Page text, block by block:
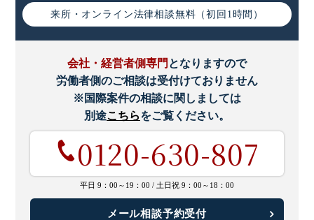
来所・オンライン法律相談無料（初回1時間）
会社・経営者側専門 となりますので
労働者側のご相談は受付けておりません
※国際案件の相談に関しましては
別途こちらをご覧ください。
0120-630-807
平日 9：00～19：00 / 土日祝 9：00～18：00
メール相談予約受付